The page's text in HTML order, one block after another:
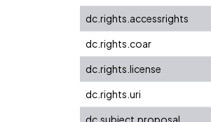
dc.rights.accessrights
dc.rights.coar
dc.rights.license
dc.rights.uri
dc.subject.proposal